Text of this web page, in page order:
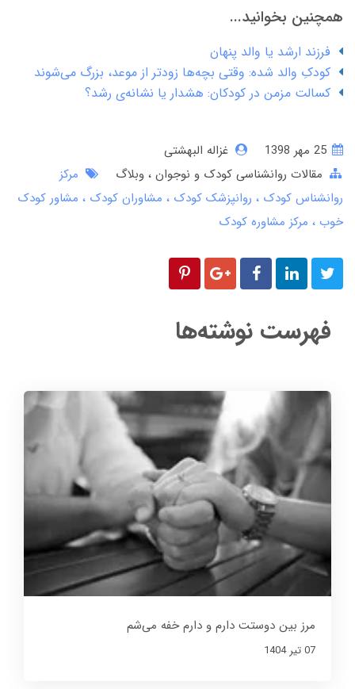
همچنین بخوانید...
فرزند ارشد یا والد پنهان
کودکِ والد شده: وقتی بچه‌ها زودتر از موعد، بزرگ می‌شوند
کسالت مزمن در کودکان: هشدار یا نشانه‌ی رشد؟
غزاله البهشتی
مقالات روانشناسی کودک و نوجوان وبلاگ
مرکز
روانشناس کودک
روانپزشک کودک مشاوران کودک
مشاور کودک
خوب
مرکز مشاوره کودک
فهرست نوشته‌ها
مرز بین دوستت دارم و دارم خفه می‌شم
07 تير 1404